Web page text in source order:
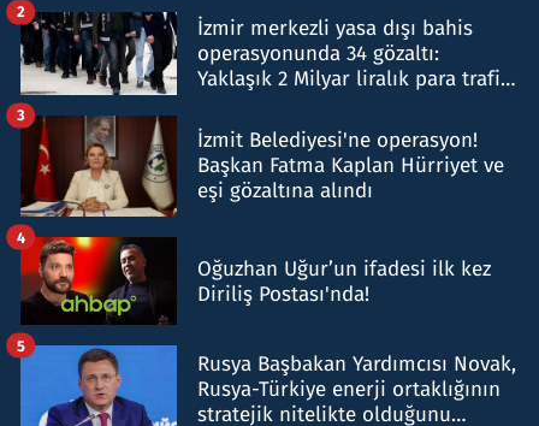
İzmir merkezli yasa dışı bahis
operasyonunda 34 gözaltı:
Yaklaşık 2 Milyar liralık para trafiği
2
İzmit Belediyesi'ne operasyon!
Başkan Fatma Kaplan Hürriyet ve
eşi gözaltına alındı
3
Oğuzhan Uğur’un ifadesi ilk kez
Diriliş Postası'nda!
4
Rusya Başbakan Yardımcısı Novak,
Rusya-Türkiye enerji ortaklığının
stratejik nitelikte olduğunu
5